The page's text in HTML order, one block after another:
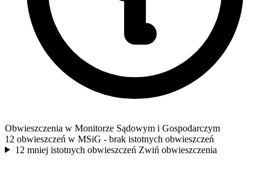
Obwieszczenia w Monitorze Sądowym i Gospodarczym
12 obwieszczeń w MSiG - brak istotnych obwieszczeń
12 mniej istotnych obwieszczeń Zwiń obwieszczenia